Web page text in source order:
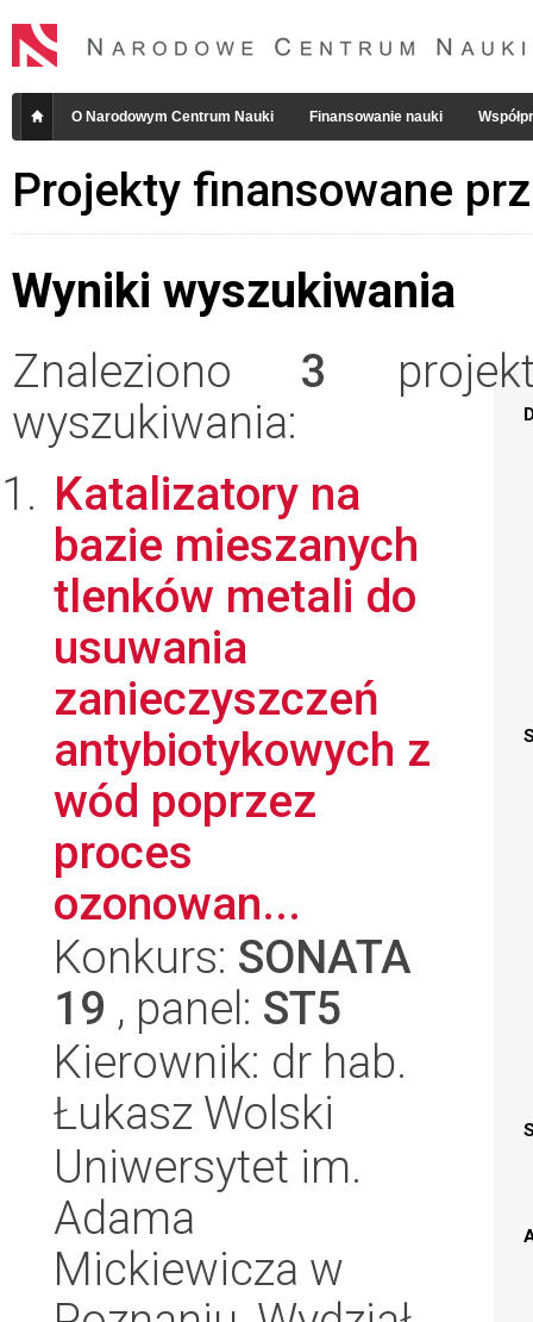
O Narodowym Centrum Nauki Finansowanie nauki
Projekty finansowane
Wyniki wyszukiwania
Znaleziono 3
wyszukiwania:
Katalizatory na
bazie mieszanych
tlenków metali do
usuwania
zanieczyszczeń
antybiotykowych z
wód poprzez
proces
ozonowan...
Konkurs: SONATA
19 , panel: ST5
Kierownik: dr hab.
Łukasz Wolski
Uniwersytet im.
Adama
Mickiewicza w